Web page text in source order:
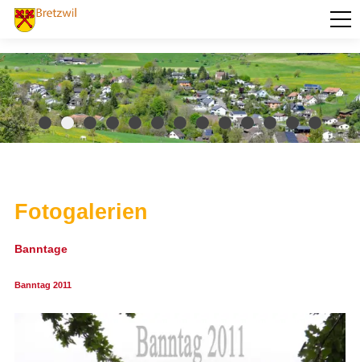
PORTRÄT
Fotogalerie
Geschichte
Ortsplan
Sehenswert
AKTUELLES
SOZIALES / GESUNDHEIT
Fotogalerien
Banntage
Banntag 2011